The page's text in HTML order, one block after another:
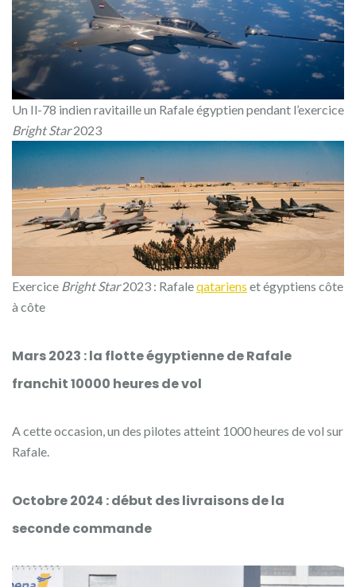
Un Il-78 indien ravitaille un Rafale égyptien pendant l’exercice
Bright Star2023
Exercice Bright Star2023 : Rafaleqatariens et égyptiens côte
à côte
Mars 2023 : la flotte égyptienne de Rafale
franchit 10000 heures de vol
A cette occasion, un des pilotes atteint 1000 heures de vol sur
Rafale.
Octobre 2024 : début des livraisons de la
seconde commande